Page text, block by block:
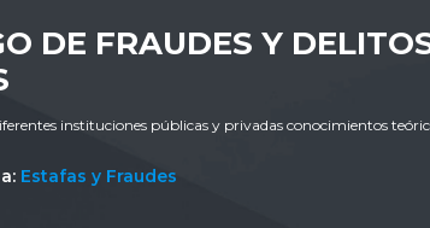
DE FRAUDES Y
instituciones públicas y privadas conocimientos
Estafas y Fraudes